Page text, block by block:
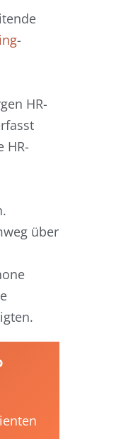
-
HR-
HR-
über